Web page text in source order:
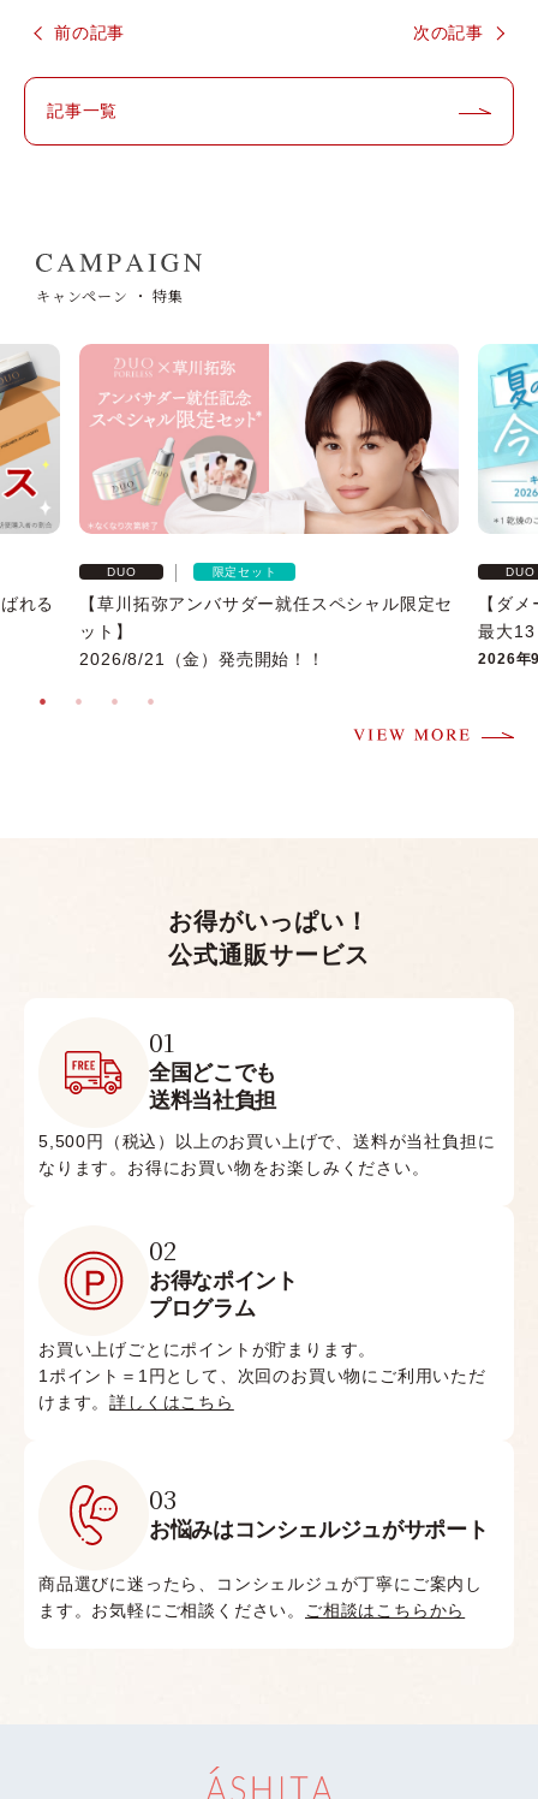
あしたの美肌 |
美容情報を発信・キレイをサポートするWebメディア
前の記事
記事一覧
次の記事
キャンペーン ・ 特集
れる
DUO 限定セット
【草川拓弥アンバサダー就任スペシャル限定セ
ット】
2026/8/21（金）発売開始！！
DUO
【ダ
最大
2026年
お得がいっぱい！
公式通販サービス
01
全国どこでも
送料当社負担
5,500円（税込）以上のお買い上げで、送料が当社負担に
なります。お得にお買い物をお楽しみください。
02
お得なポイント
プログラム
お買い上げごとにポイントが貯まります。
1ポイント＝1円として、次回のお買い物にご利用いただ
けます。詳しくはこちら
03
お悩みはコンシェルジュがサポート
商品選びに迷ったら、コンシェルジュが丁寧にご案内し
ます。お気軽にご相談ください。
ご相談はこちらから